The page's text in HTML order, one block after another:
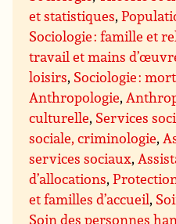
et statistiques,
Sociologie : famille et
travail et mains
loisirs, Sociologie :
Anthropologie,
culturelle, Services
sociale, criminologie,
services sociaux,
d’allocations,
et familles d’accueil,
Soin des personnes